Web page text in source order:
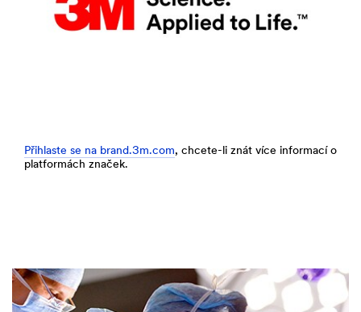
Přihlaste se na brand.3m.com, chcete-li znát více informací o
platformách značek.